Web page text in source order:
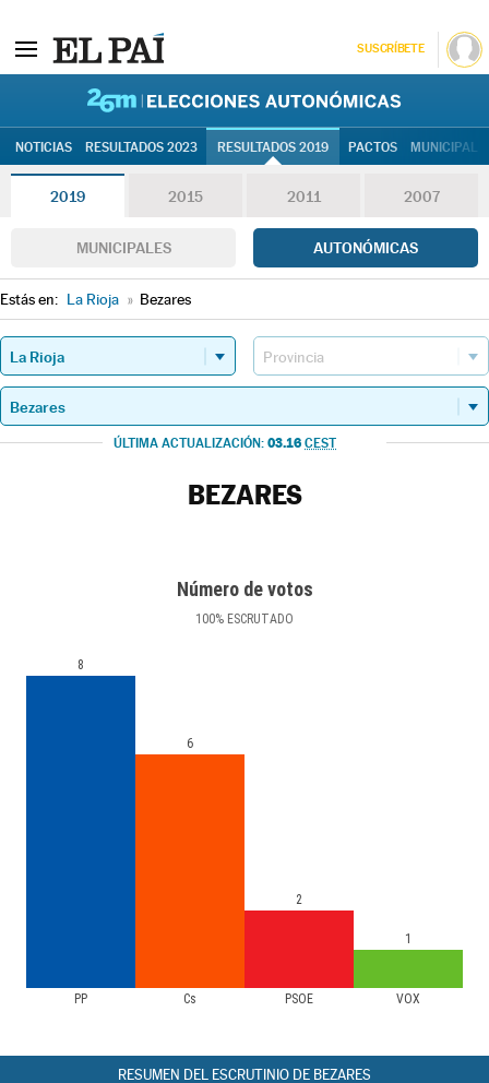
SUSCRÍBETE
NOTICIAS RESULTADOS 2023 RESULTADOS 2019 PACTOS
2019 2015 2011 2007
MUNICIPALES AUTONÓMICAS
Estás en: La Rioja » Bezares
ÚLTIMA ACTUALIZACIÓN: 03.16 CEST
BEZARES
Número de votos
100% ESCRUTADO
PP Cs PSOE VOX
8
6
2
1
RESUMEN DEL ESCRUTINIO DE BEZARES